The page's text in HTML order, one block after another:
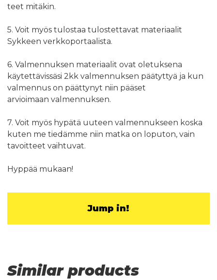
teet mitäkin.
5. Voit myös tulostaa tulostettavat materiaalit
Sykkeen verkkoportaalista.
6. Valmennuksen materiaalit ovat oletuksena
käytettävissäsi 2kk valmennuksen päätyttyä ja kun
valmennus on päättynyt niin pääset
arvioimaan valmennuksen.
7. Voit myös hypätä uuteen valmennukseen koska
kuten me tiedämme niin matka on loputon, vain
tavoitteet vaihtuvat.
Hyppää mukaan!
Jump in!
Similar products